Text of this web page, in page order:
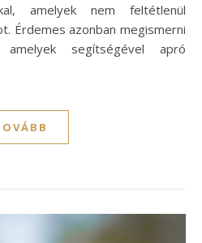
amelyek nem feltétlenül
Érdemes azonban megismerni
segítségével apró